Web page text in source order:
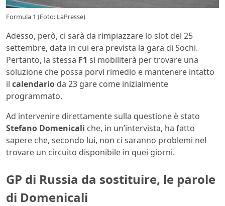
Formula 1 (Foto: LaPresse)
Adesso, però, ci sarà da rimpiazzare lo slot del 25
settembre, data in cui era prevista la gara di Sochi.
Pertanto, la stessa F1 si mobiliterà per trovare una
soluzione che possa porvi rimedio e mantenere intatto
il calendario da 23 gare come inizialmente
programmato.
Ad intervenire direttamente sulla questione è stato
Stefano Domenicali che, in un’intervista, ha fatto
sapere che, secondo lui, non ci saranno problemi nel
trovare un circuito disponibile in quei giorni.
GP di Russia da sostituire, le parole
di Domenicali